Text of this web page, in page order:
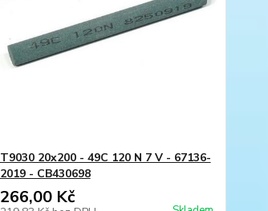
T9030 20x200 - 49C 120 N 7 V - 67136-
2019 - CB430698
266,00 Kč